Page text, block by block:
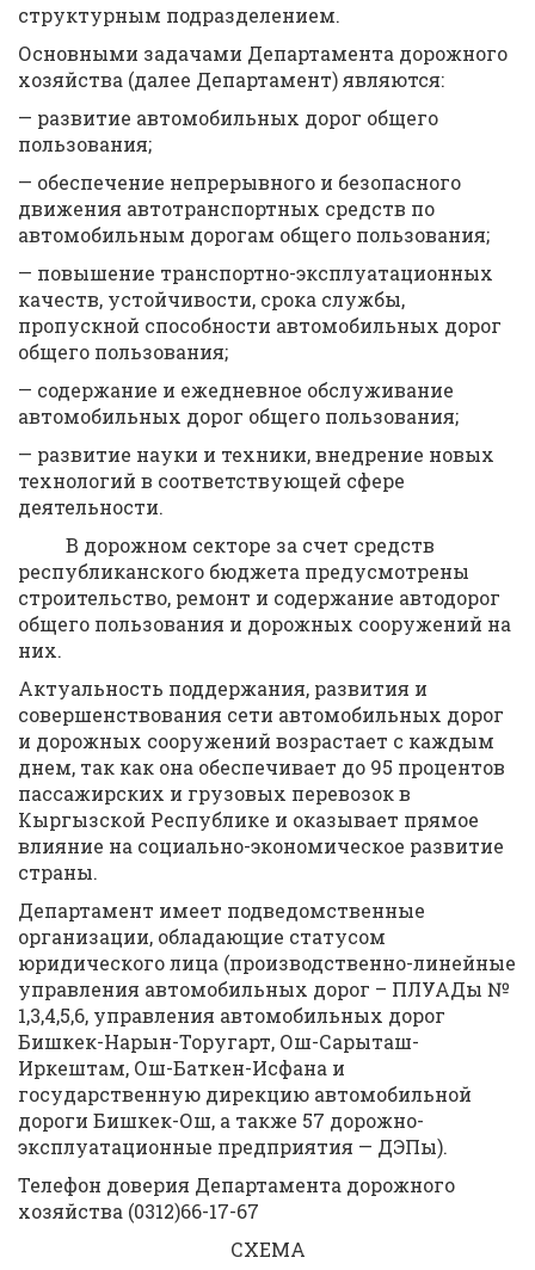
структурным подразделением.
Основными задачами Департамента дорожного
хозяйства (далее Департамент) являются:
— развитие автомобильных дорог общего
пользования;
— обеспечение непрерывного и безопасного
движения автотранспортных средств по
автомобильным дорогам общего пользования;
— повышение транспортно-эксплуатационных
качеств, устойчивости, срока службы,
пропускной способности автомобильных дорог
общего пользования;
— содержание и ежедневное обслуживание
автомобильных дорог общего пользования;
— развитие науки и техники, внедрение новых
технологий в соответствующей сфере
деятельности.
B дорожном секторе за счет средств
республиканского бюджета предусмотрены
строительство, ремонт и содержание автодорог
общего пользования и дорожных сооружений на
них.
Актуальность поддержания, развития и
совершенствования сети aвтомобильныx дорог
и дорожных сооружений возрастает c каждым
днем, так как она обеспечивает до 95 процентов
пассажирских и грузовых перевозок в
Кыргызской Республике и оказывает прямое
влияние на социально-экономическое развитие
страны.
Департамент имеет подведомственные
организации, обладающие статусом
юридического лица (производственно-линейные
управления автомобильных дорог – ПЛУАДы №
1,3,4,5,6, управления автомобильных дорог
Бишкек-Нарын-Торугарт, Ош-Сарыташ-
Иркештам, Ош-Баткен-Исфана и
государственную дирекцию автомобильной
дороги Бишкек-Ош, а также 57 дорожно-
эксплуатационные предприятия — ДЭПы).
Телефон доверия Департамента дорожного
хозяйства (0312)66-17-67
СХЕМА